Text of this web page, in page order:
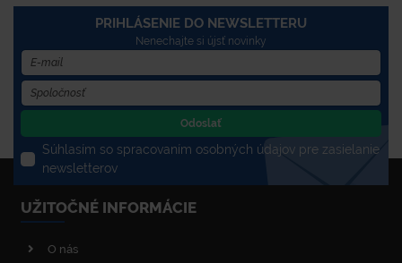
PRIHLÁSENIE DO NEWSLETTERU
Nenechajte si újsť novinky
Odoslať
Súhlasím so spracovaním osobných údajov pre zasielanie
newsletterov
UŽITOČNÉ INFORMÁCIE
O nás